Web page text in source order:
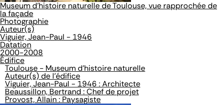
Museum d'histoire naturelle de Toulouse, vue rapprochée de
la façade
Photographie
Auteur(s)
Viguier, Jean-Paul - 1946
Datation
2000-2008
Édifice
Toulouse - Museum d'histoire naturelle
Auteur(s) de l'édifice
Viguier, Jean-Paul - 1946 : Architecte
Beaussillon, Bertrand : Chef de projet
Provost, Allain : Paysagiste